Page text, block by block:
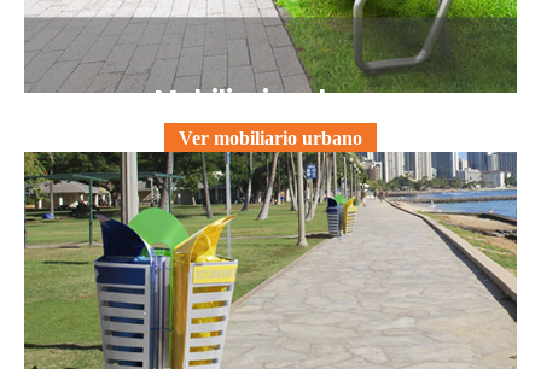
Mobiliario urbano
Ver mobiliario urbano